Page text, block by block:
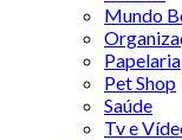
Mundo
Papelaria
Pet Shop
Saúde
Tv e